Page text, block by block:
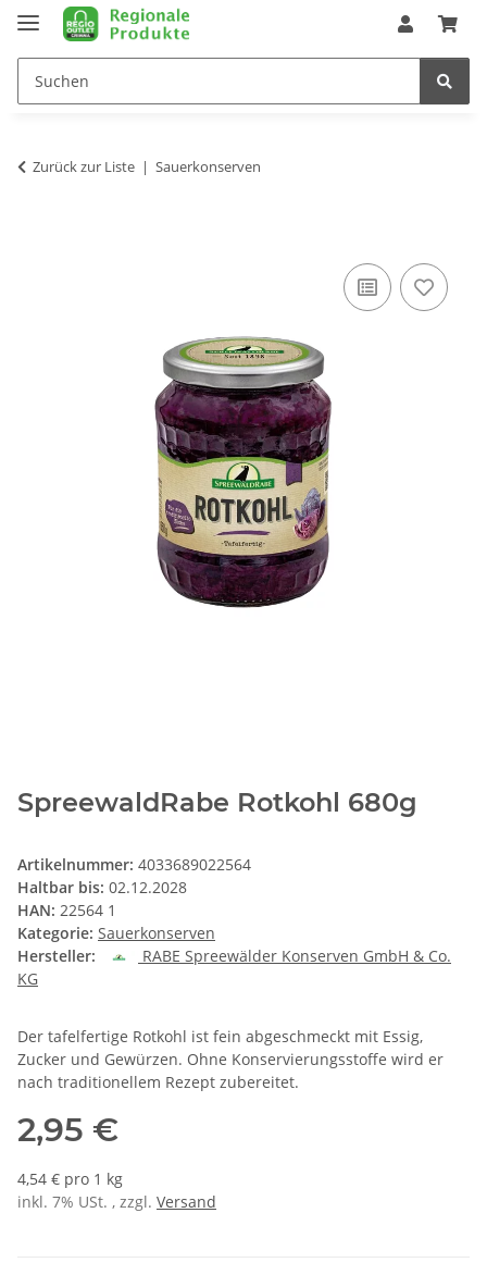
Zurück zur Liste Sauerkonserven
SpreewaldRabe Rotkohl 680g
Artikelnummer: 4033689022564
Haltbar bis: 02.12.2028
HAN: 22564 1
Kategorie: Sauerkonserven
Hersteller:
RABE Spreewälder Konserven GmbH & Co.
KG
Der tafelfertige Rotkohl ist fein abgeschmeckt mit Essig,
Zucker und Gewürzen. Ohne Konservierungsstoffe wird er
nach traditionellem Rezept zubereitet.
2,95 €
4,54 € pro 1 kg
inkl. 7% USt. , zzgl. Versand